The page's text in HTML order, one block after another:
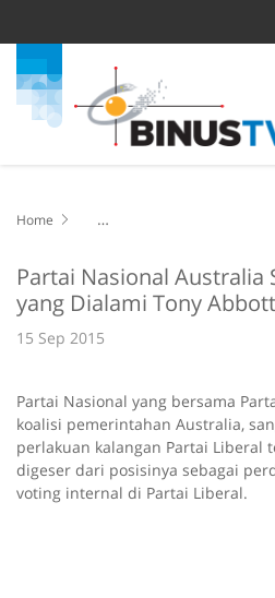
Home
Partai Nasional Australia
yang Dialami Tony Abbott
15 Sep 2015
Partai Nasional yang bersama
koalisi pemerintahan Australia,
perlakuan kalangan Partai Liberal
digeser dari posisinya sebagai
voting internal di Partai Liberal.